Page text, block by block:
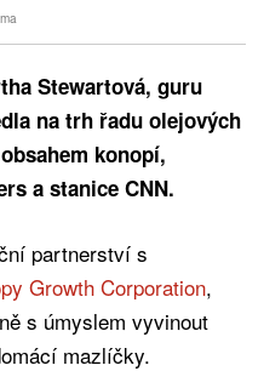
Stewartová, guru
na trh řadu olejových
konopí,
a stanice CNN.
partnerství s
Growth Corporation,
s úmyslem vyvinout
mazlíčky.